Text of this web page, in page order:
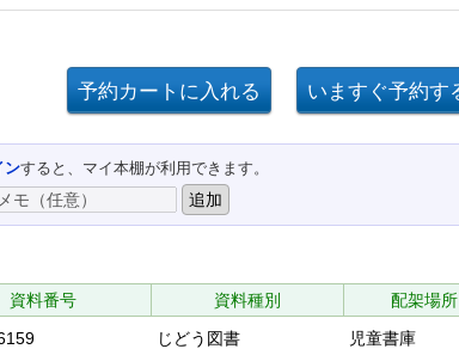
ンすると、マイ本棚が利用できます。
資料番号 資料種別 配架場所
じどう図書 児童書庫